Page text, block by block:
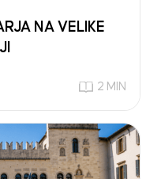
NA VELIKE
2 MIN